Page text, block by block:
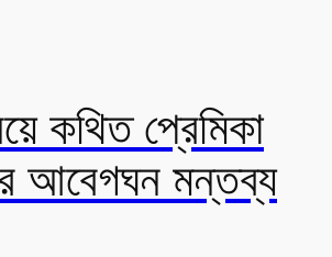
কথিত প্রেমিকা
আবেগঘন মন্তব্য